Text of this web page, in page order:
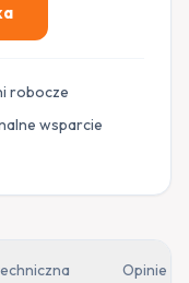
robocze
wsparcie
Opinie